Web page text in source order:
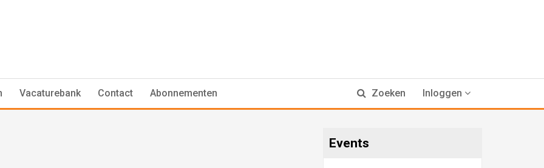
Vacaturebank Contact Abonnementen Zoeken Inloggen
Events